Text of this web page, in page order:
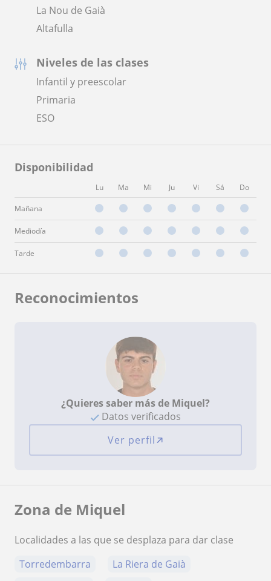
La Nou de Gaià
Altafulla
Niveles de las clases
Infantil y preescolar
Primaria
ESO
Disponibilidad
Lu Ma Mi Ju Vi Sá Do
Mañana
Mediodía
Tarde
Reconocimientos
¿Quieres saber más de Miquel?
Datos verificados
Ver perfil
Zona de Miquel
Localidades a las que se desplaza para dar clase
Torredembarra
La Riera de Gaià